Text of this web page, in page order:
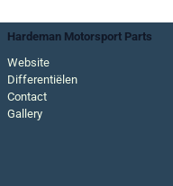
Hardeman Motorsport Parts
Website
Differentiëlen
Contact
Gallery